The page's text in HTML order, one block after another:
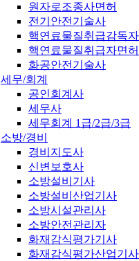
원자로조종사면허
전기안전기술사
핵연료물질취급감독
핵연료물질취급자면허
화공안전기술사
세무/회계
공인회계사
세무사
세무회계 1급/2급/3급
소방/경비
경비지도사
신변보호사
소방설비기사
소방설비산업기사
소방시설관리사
소방안전관리자
화재감식평가기사
화재감식평가산업기사